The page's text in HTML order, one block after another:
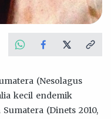
(Nesolagus
kecil endemik
(Dinets 2010,